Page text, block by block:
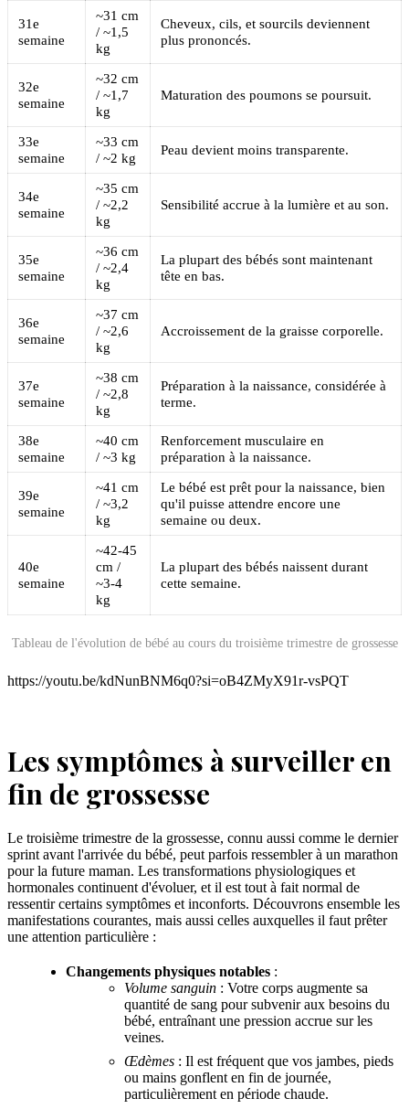
31e
semaine
~31 cm
/ ~1,5
kg
Cheveux, cils, et sourcils deviennent
plus prononcés.
32e
semaine
~32 cm
/ ~1,7
kg
Maturation des poumons se poursuit.
33e
semaine
~33 cm
/ ~2 kg
Peau devient moins transparente.
34e
semaine
~35 cm
/ ~2,2
kg
Sensibilité accrue à la lumière et au son.
35e
semaine
~36 cm
/ ~2,4
kg
La plupart des bébés sont maintenant
tête en bas.
36e
semaine
~37 cm
/ ~2,6
kg
Accroissement de la graisse corporelle.
37e
semaine
~38 cm
/ ~2,8
kg
Préparation à la naissance, considérée à
terme.
38e
semaine
~40 cm
/ ~3 kg
Renforcement musculaire en
préparation à la naissance.
39e
semaine
~41 cm
/ ~3,2
kg
Le bébé est prêt pour la naissance, bien
qu'il puisse attendre encore une
semaine ou deux.
40e
semaine
~42-45
cm /
~3-4
kg
La plupart des bébés naissent durant
cette semaine.
Tableau de l'évolution de bébé au cours du troisième trimestre de grossesse
https://youtu.be/kdNunBNM6q0?si=oB4ZMyX91r-vsPQT
Les symptômes à surveiller en
fin de grossesse
Le troisième trimestre de la grossesse, connu aussi comme le dernier
sprint avant l'arrivée du bébé, peut parfois ressembler à un marathon
pour la future maman. Les transformations physiologiques et
hormonales continuent d'évoluer, et il est tout à fait normal de
ressentir certains symptômes et inconforts. Découvrons ensemble les
manifestations courantes, mais aussi celles auxquelles il faut prêter
une attention particulière :
Changements physiques notables :
Volume sanguin : Votre corps augmente sa
quantité de sang pour subvenir aux besoins du
bébé, entraînant une pression accrue sur les
veines.
Œdèmes : Il est fréquent que vos jambes, pieds
ou mains gonflent en fin de journée,
particulièrement en période chaude.